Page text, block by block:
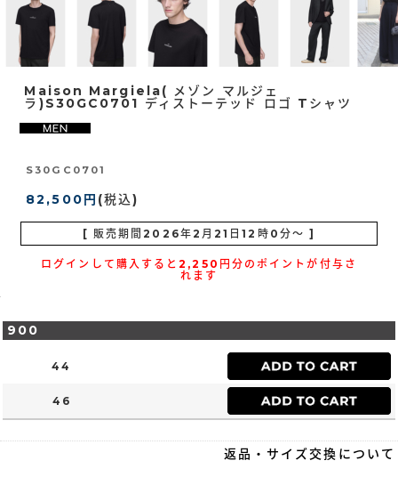
Maison Margiela( メゾン マルジェ
ラ)S30GC0701 ディストーテッド ロゴ Tシャツ
S30GC0701
82,500円 (税込)
ログインして購入すると2,250円分のポイントが付与さ
れます
[ 販売期間2026年2月21日12時0分～ ]
900
44
46
返品・サイズ交換について